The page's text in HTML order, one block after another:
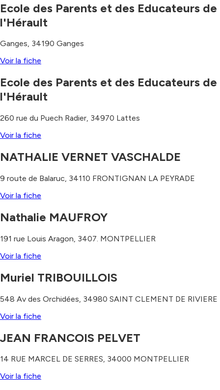
Ecole des Parents et des Educateurs de
l'Hérault
Ganges, 34190 Ganges
Voir la fiche
Ecole des Parents et des Educateurs de
l'Hérault
260 rue du Puech Radier, 34970 Lattes
Voir la fiche
NATHALIE VERNET VASCHALDE
9 route de Balaruc, 34110 FRONTIGNAN LA PEYRADE
Voir la fiche
Nathalie MAUFROY
191 rue Louis Aragon, 3407. MONTPELLIER
Voir la fiche
Muriel TRIBOUILLOIS
548 Av des Orchidées 34980 SAINT CLEMENT DE RIVIERE
Voir la fiche
JEAN FRANCOIS PELVET
14 RUE MARCEL DE SERRES, 34000 MONTPELLIER
Voir la fiche